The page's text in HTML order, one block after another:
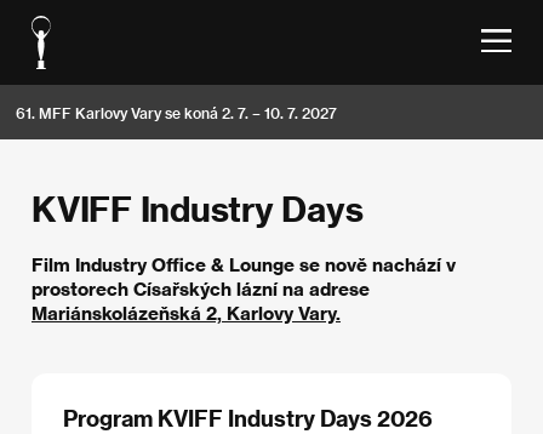
61. MFF Karlovy Vary se koná 2. 7. – 10. 7. 2027
KVIFF Industry Days
Film Industry Office & Lounge se nově nachází v
prostorech Císařských lázní na adrese
Mariánskolázeňská 2, Karlovy Vary.
Program KVIFF Industry Days 2026